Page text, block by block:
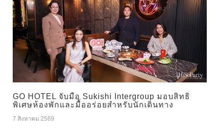
GO HOTEL จับมือ Sukishi Intergroup มอบสิทธิ
พิเศษห้องพักและมื้ออร่อยสำหรับนักเดินทาง
7 สิงหาคม 2569